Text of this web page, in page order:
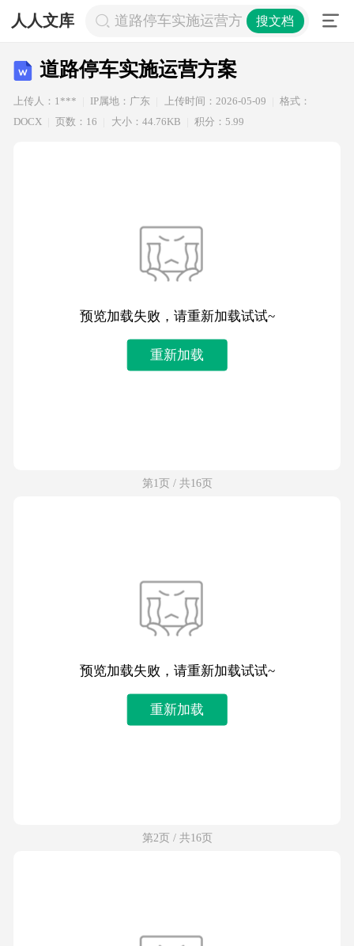
人人文库 道路停车实施运营方案搜文档
道路停车实施运营方案
上传人：1*** IP属地：广东 上传时间：2026-05-09
格式：
DOCX
页数：16 大小：44.76KB 积分：5.99
预览加载失败，请重新加载试试~
重新加载
第1页 / 共16页
预览加载失败，请重新加载试试~
重新加载
第2页 / 共16页